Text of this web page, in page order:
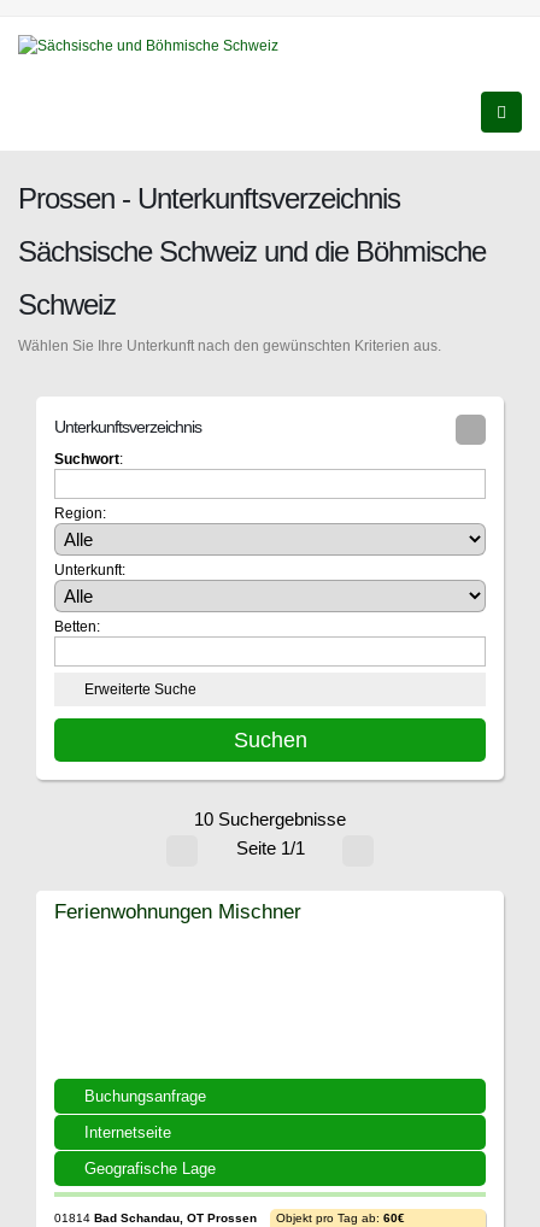
Prossen - Unterkunftsverzeichnis
Sächsische Schweiz und die Böhmische
Schweiz
Wählen Sie Ihre Unterkunft nach den gewünschten Kriterien aus.
Unterkunftsverzeichnis
Suchwort:
Region:
Unterkunft:
Betten:
Erweiterte Suche
10 Suchergebnisse
Seite 1/1
Buchungsanfrage
Internetseite
Geografische Lage
Ferienwohnungen Mischner
01814 Bad Schandau, OT Prossen
Objekt pro Tag ab: 60€